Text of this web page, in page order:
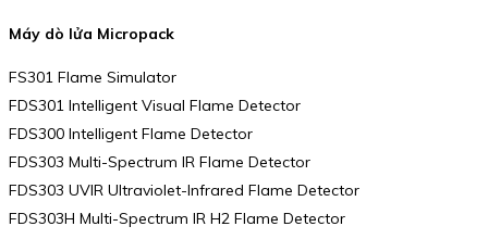
Máy dò lửa Micropack
FS301 Flame Simulator
FDS301 Intelligent Visual Flame Detector
FDS300 Intelligent Flame Detector
FDS303 Multi-Spectrum IR Flame Detector
FDS303 UVIR Ultraviolet-Infrared Flame Detector
FDS303H Multi-Spectrum IR H2 Flame Detector